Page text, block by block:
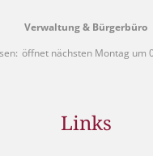
Verwaltung & Bürgerbüro
weitere Öffnungs- oder
öffnet nächsten Montag um
Links